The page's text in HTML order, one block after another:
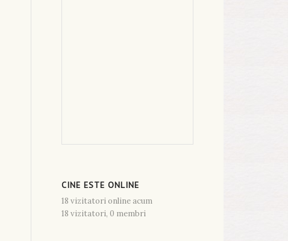
CINE ESTE ONLINE
18 vizitatori online acum
18 vizitatori, 0 membri